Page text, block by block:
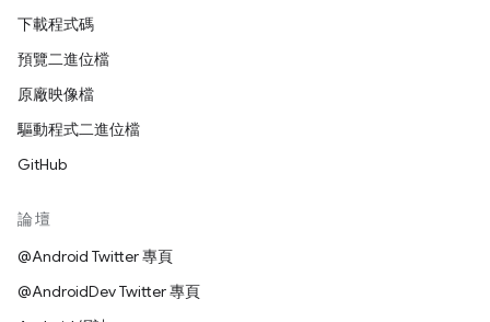
下載程式碼
預覽二進位檔
原廠映像檔
驅動程式二進位檔
GitHub
論壇
@Android Twitter 專頁
@AndroidDev Twitter 專頁